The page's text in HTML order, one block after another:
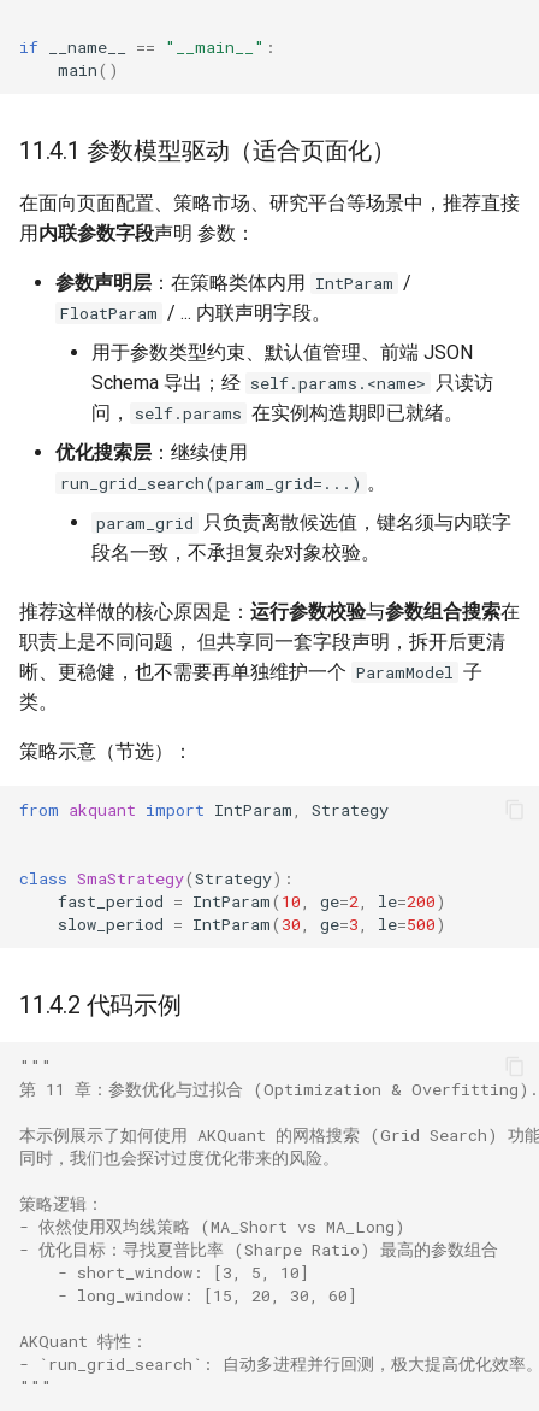
if __name__ == "__main__" :
main()
11.4.1 参数模型驱动（适合页面化）
在面向页面配置、策略市场、研究平台等场景中，推荐直接
用 内联参数字段声明 参数：
参数声明层 ：在策略类体内用 IntParam /
FloatParam / ... 内联声明字段。
用于参数类型约束、默认值管理、前端 JSON
Schema 导出；经 self.params.<name>
只读访
问，
self.params 在实例构造期即已就绪。
优化搜索层 ：继续使用
run_grid_search(param_grid=...) 。
param_grid
只负责离散候选值，键名须与内联字
段名一致，不承担复杂对象校验。
推荐这样做的核心原因是： 运行参数校验与参数组合搜索在
职责上是不同问题， 但共享同一套字段声明，拆开后更清
晰、更稳健，也不需要再单独维护一个 ParamModel 子
类。
策略示意（节选）：
from akquant import IntParam, Strategy
class SmaStrategy(Strategy):
fast_period = IntParam( 10, ge=2, le=200)
slow_period = IntParam( 30, ge=3, le=500)
11.4.2 代码示例
"""
第 11 章：参数优化与过拟合 (Optimization & Overfitting).
本示例展示了如何使用 AKQuant 的网格搜索 (Grid Search) 功能
同时，我们也会探讨过度优化带来的风险。
策略逻辑：
- 依然使用双均线策略 (MA_Short vs MA_Long)
- 优化目标：寻找夏普比率 (Sharpe Ratio) 最高的参数组合
    - short_window: [3, 5, 10]
    - long_window: [15, 20, 30, 60]
AKQuant 特性：
- `run_grid_search`: 自动多进程并行回测，极大提高优化效率
"""